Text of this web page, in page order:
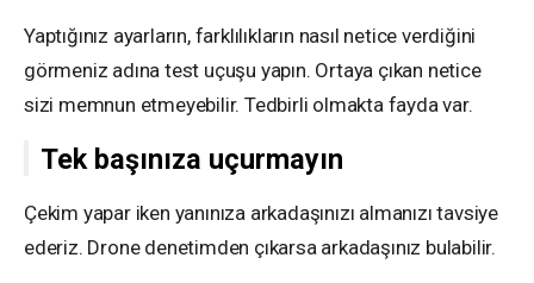
Yaptığınız ayarların, farklılıkların nasıl netice verdiğini
görmeniz adına test uçuşu yapın. Ortaya çıkan netice
sizi memnun etmeyebilir. Tedbirli olmakta fayda var.
Tek başınıza uçurmayın
Çekim yapar iken yanınıza arkadaşınızı almanızı tavsiye
ederiz. Drone denetimden çıkarsa arkadaşınız bulabilir.